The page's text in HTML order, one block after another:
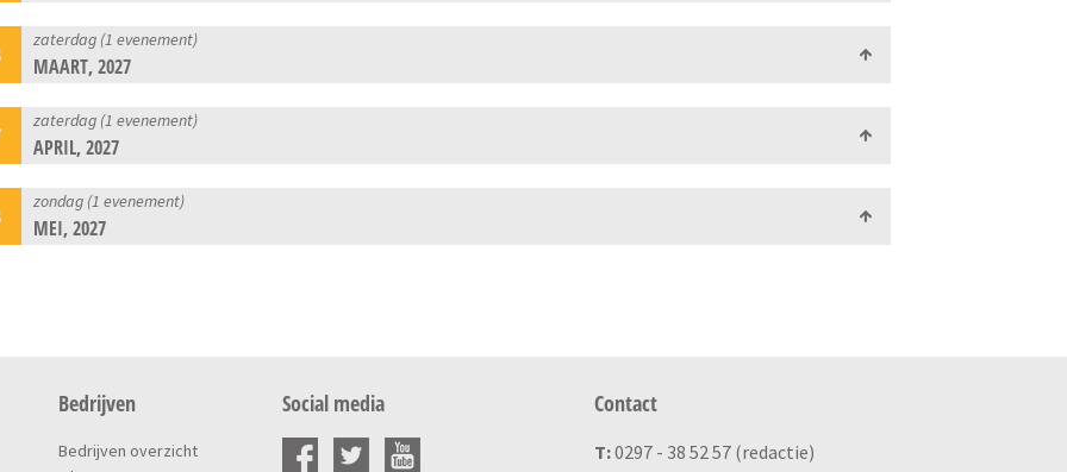
zaterdag (1 evenement)
MAART, 2027
zaterdag (1 evenement)
APRIL, 2027
zondag (1 evenement)
MEI, 2027
Bedrijven
Bedrijven overzicht
Social media Contact
T:0297 - 38 52 57 (redactie)